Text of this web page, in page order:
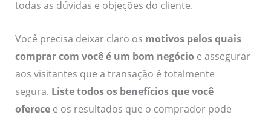
todas as dúvidas e objeções do cliente.
Você precisa deixar claro os motivos pelos quais
comprar com você é um bom negócio e assegurar
aos visitantes que a transação é totalmente
segura. Liste todos os benefícios que você
oferecee os resultados que o comprador pode